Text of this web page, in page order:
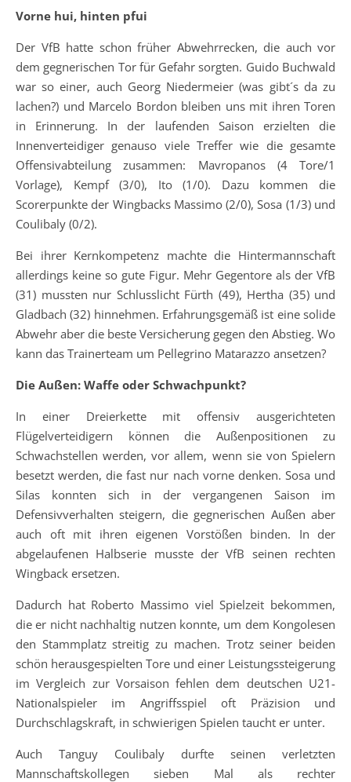
Vorne hui, hinten pfui
Der VfB hatte schon früher Abwehrrecken, die auch vor
dem gegnerischen Tor für Gefahr sorgten. Guido Buchwald
war so einer, auch Georg Niedermeier (was gibt´s da zu
lachen?) und Marcelo Bordon bleiben uns mit ihren Toren
in Erinnerung. In der laufenden Saison erzielten die
Innenverteidiger genauso viele Treffer wie die gesamte
Offensivabteilung zusammen: Mavropanos (4 Tore/1
Vorlage), Kempf (3/0), Ito (1/0). Dazu kommen die
Scorerpunkte der Wingbacks Massimo (2/0), Sosa (1/3) und
Coulibaly (0/2).
Bei ihrer Kernkompetenz machte die Hintermannschaft
allerdings keine so gute Figur. Mehr Gegentore als der VfB
(31) mussten nur Schlusslicht Fürth (49), Hertha (35) und
Gladbach (32) hinnehmen. Erfahrungsgemäß ist eine solide
Abwehr aber die beste Versicherung gegen den Abstieg. Wo
kann das Trainerteam um Pellegrino Matarazzo ansetzen?
Die Außen: Waffe oder Schwachpunkt?
In einer Dreierkette mit offensiv ausgerichteten
Flügelverteidigern können die Außenpositionen zu
Schwachstellen werden, vor allem, wenn sie von Spielern
besetzt werden, die fast nur nach vorne denken. Sosa und
Silas konnten sich in der vergangenen Saison im
Defensivverhalten steigern, die gegnerischen Außen aber
auch oft mit ihren eigenen Vorstößen binden. In der
abgelaufenen Halbserie musste der VfB seinen rechten
Wingback ersetzen.
Dadurch hat Roberto Massimo viel Spielzeit bekommen,
die er nicht nachhaltig nutzen konnte, um dem Kongolesen
den Stammplatz streitig zu machen. Trotz seiner beiden
schön herausgespielten Tore und einer Leistungssteigerung
im Vergleich zur Vorsaison fehlen dem deutschen U21-
Nationalspieler im Angriffsspiel oft Präzision und
Durchschlagskraft, in schwierigen Spielen taucht er unter.
Auch Tanguy Coulibaly durfte seinen verletzten
Mannschaftskollegen sieben Mal als rechter